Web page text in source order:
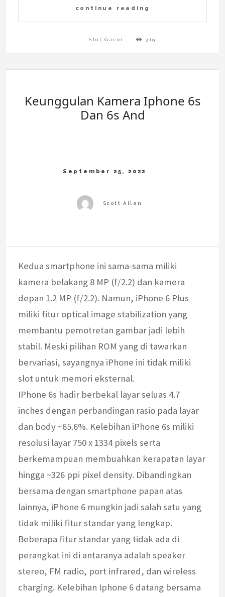
continue reading
Slot Gacor 319
Keunggulan Kamera Iphone 6s
Dan 6s And
Kedua smartphone ini sama-sama miliki
kamera belakang 8 MP (f/2.2) dan kamera
depan 1.2 MP (f/2.2). Namun, iPhone 6 Plus
miliki fitur optical image stabilization yang
membantu pemotretan gambar jadi lebih
stabil. Meski pilihan ROM yang di tawarkan
bervariasi, sayangnya iPhone ini tidak miliki
slot untuk memori eksternal.
IPhone 6s hadir berbekal layar seluas 4.7
inches dengan perbandingan rasio pada layar
dan body ~65.6%. Kelebihan iPhone 6s miliki
resolusi layar 750 x 1334 pixels serta
berkemampuan membuahkan kerapatan layar
hingga ~326 ppi pixel density. Dibandingkan
bersama dengan smartphone papan atas
lainnya, iPhone 6 mungkin jadi salah satu yang
tidak miliki fitur standar yang lengkap.
Beberapa fitur standar yang tidak ada di
perangkat ini di antaranya adalah speaker
stereo, FM radio, port infrared, dan wireless
charging. Kelebihan Iphone 6 datang bersama